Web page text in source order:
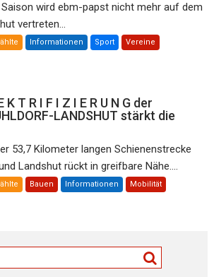
wird ebm-papst nicht mehr auf dem
vertreten...
Informationen Sport Vereine
K T R I F I Z I E R U N G der
LANDSHUT stärkt die
53,7 Kilometer langen Schienenstrecke
Landshut rückt in greifbare Nähe....
Bauen Informationen Mobilität